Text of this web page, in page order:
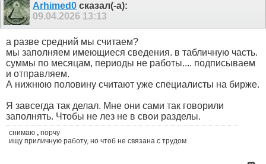
Arhimed0 сказал(-а):
09.04.2026 13:13
а разве средний мы считаем?
мы заполняем имеющиеся сведения. в табличную часть.
суммы по месяцам, периоды не работы.... подписываем
и отправляем.
А нижнюю половину считают уже специалисты на бирже.
Я завсегда так делал. Мне они сами так говорили
заполнять. Чтобы не лез не в свои разделы.
снимаю , порчу
ищу приличную работу, но чтоб не связана с трудом